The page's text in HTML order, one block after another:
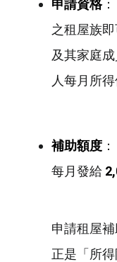
申請資格
之租屋族
及其家庭
人每月所
補助額度
每月發給
申請租屋
正是「所